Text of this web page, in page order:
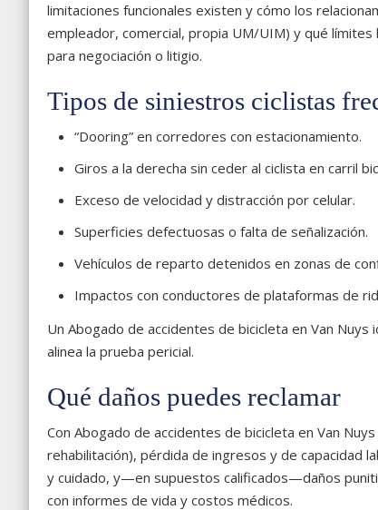
limitaciones funcionales existen y cómo los
empleador, comercial, propia UM/UIM) y qué
para negociación o litigio.
Tipos de siniestros ciclistas
“Dooring” en corredores con estacionamiento.
Giros a la derecha sin ceder al ciclista en carril
Exceso de velocidad y distracción por celular.
Superficies defectuosas o falta de señalización.
Vehículos de reparto detenidos en zonas de
Impactos con conductores de plataformas de
Un Abogado de accidentes de bicicleta en Van
alinea la prueba pericial.
Qué daños puedes reclamar
Con Abogado de accidentes de bicicleta en Van
rehabilitación), pérdida de ingresos y de capacidad
y cuidado, y—en supuestos calificados—daños
con informes de vida y costos médicos.